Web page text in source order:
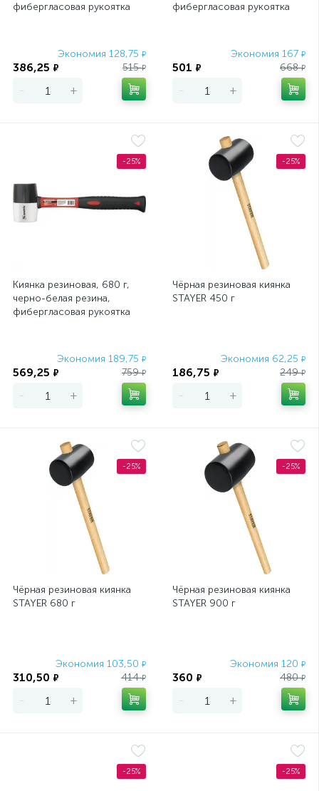
фибергласовая рукоятка
Экономия 128,75 ₽
386,25 ₽ 515₽
- +
фибергласовая рукоятка
Экономия 167 ₽
501 ₽ 668₽
- +
-25%
Киянка резиновая, 680 г,
черно-белая резина,
фибергласовая рукоятка
Экономия 189,75 ₽
569,25 ₽ 759₽
- +
-25%
Чёрная резиновая киянка
STAYER 450 г
Экономия 62,25 ₽
186,75 ₽ 249₽
- +
-25%
Чёрная резиновая киянка
STAYER 680 г
Экономия 103,50 ₽
310,50 ₽ 414₽
- +
-25%
Чёрная резиновая киянка
STAYER 900 г
Экономия 120 ₽
360 ₽ 480₽
- +
-25% -25%